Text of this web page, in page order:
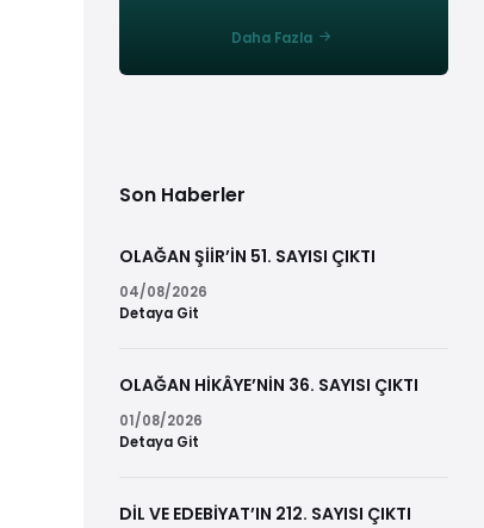
Daha Fazla
Son Haberler
OLAĞAN ŞİİR’İN 51. SAYISI ÇIKTI
04/08/2026
Detaya Git
OLAĞAN HİKÂYE’NİN 36. SAYISI ÇIKTI
01/08/2026
Detaya Git
DİL VE EDEBİYAT’IN 212. SAYISI ÇIKTI